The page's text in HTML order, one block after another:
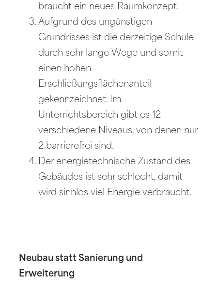
braucht ein neues Raumkonzept.
Aufgrund des ungünstigen
Grundrisses ist die derzeitige Schule
durch sehr lange Wege und somit
einen hohen
Erschließungsflächenanteil
gekennzeichnet. Im
Unterrichtsbereich gibt es 12
verschiedene Niveaus, von denen nur
2 barrierefrei sind.
Der energietechnische Zustand des
Gebäudes ist sehr schlecht, damit
wird sinnlos viel Energie verbraucht.
Neubau statt Sanierung und
Erweiterung